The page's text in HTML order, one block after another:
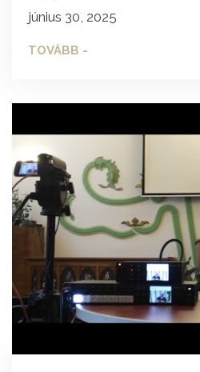
június 30, 2025
TOVÁBB -